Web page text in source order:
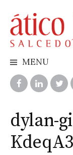
to
content
MENU
dylan-